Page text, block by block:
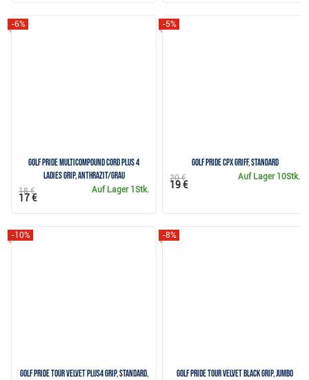
Golf Pride MultiCompound Cord Plus 4
Ladies Grip, Anthrazit/Grau
-6%
Auf Lager 1Stk.
18 €
17 €
Golf Pride CPx Griff, Standard
-5%
Auf Lager 10Stk.
20 €
19 €
Golf Pride Tour Velvet Plus4 Grip, Standard,
-10%
Golf Pride Tour Velvet Black Grip, JUMBO
-8%